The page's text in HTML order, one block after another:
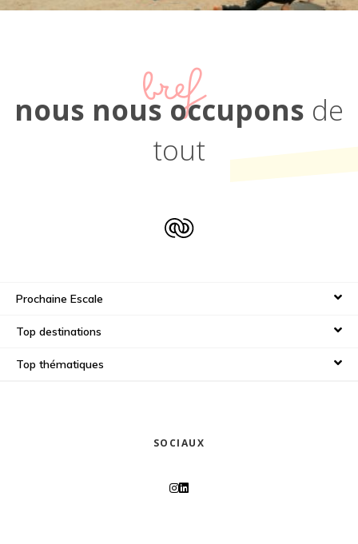
nous nous occupons de
tout
bref
Prochaine Escale
Top destinations
Top thématiques
SOCIAUX